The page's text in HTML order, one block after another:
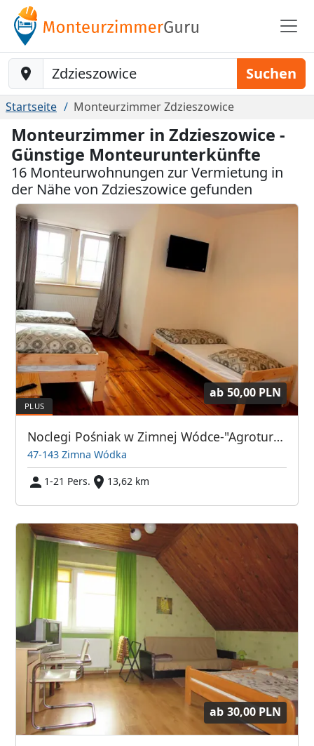
Baustelle-Location Suchen
Startseite Monteurzimmer Zdzieszowice
Monteurzimmer in Zdzieszowice -
Günstige Monteurunterkünfte
16 Monteurwohnungen zur Vermietung in
der Nähe von Zdzieszowice gefunden
ab 50,00 PLN
Noclegi Pośniak w Zimnej Wódce-"Agroturystyka Pośniak"
47-143 Zimna Wódka
1-21 Pers.
13,62 km
ab 30,00 PLN